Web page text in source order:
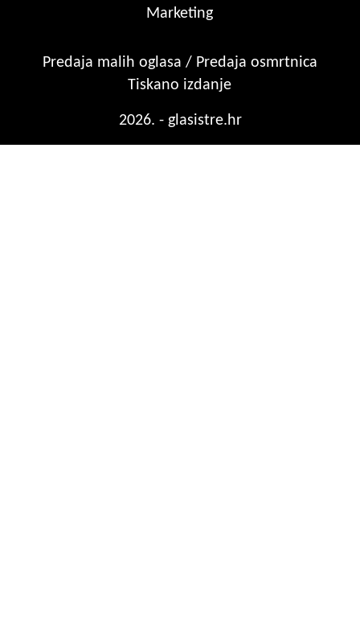
Marketing
Predaja malih oglasa / Predaja osmrtnica
Tiskano izdanje
2026. - glasistre.hr